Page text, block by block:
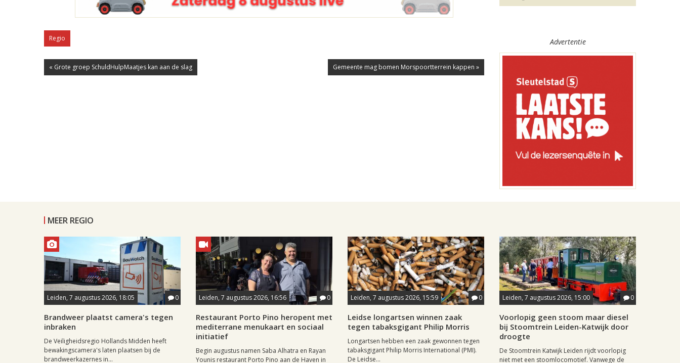
Regio
« Grote groep SchuldHulpMaatjes kan aan de slag Gemeente mag bomen Morspoortterrein kappen »
Advertentie
MEER REGIO
Leiden, 7 augustus 2026, 18:05 0
Brandweer plaatst camera's tegen
inbraken
De Veiligheidsregio Hollands Midden heeft
bewakingscamera's laten plaatsen bij de
brandweerkazernes in...
Leiden, 7 augustus 2026, 16:56 0
Restaurant Porto Pino heropent met
mediterrane menukaart en sociaal
initiatief
Begin augustus namen Saba Alhatra en Rayan
Younis restaurant Porto Pino aan de Haven in
Leiden, 7 augustus 2026, 15:59 0
Leidse longartsen winnen zaak
tegen tabaksgigant Philip Morris
Longartsen hebben een zaak gewonnen tegen
tabaksgigant Philip Morris International (PMI).
De Leidse...
Leiden, 7 augustus 2026, 15:00 0
Voorlopig geen stoom maar diesel
bij Stoomtrein Leiden-Katwijk door
droogte
De Stoomtrein Katwijk Leiden rijdt voorlopig
niet met een stoomlocomotief. Vanwege de